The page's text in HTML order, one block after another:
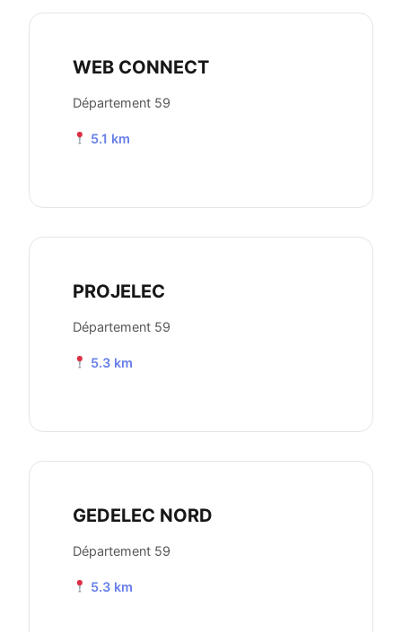
WEB CONNECT
Département 59
5.1 km
PROJELEC
Département 59
5.3 km
GEDELEC NORD
Département 59
5.3 km